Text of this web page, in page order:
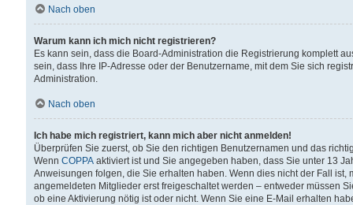
Nach oben
Warum kann ich mich nicht registrieren?
Es kann sein, dass die Board-Administration die Registrierung komplett
sein, dass Ihre IP-Adresse oder der Benutzername, mit dem Sie sich
Administration.
Nach oben
Ich habe mich registriert, kann mich aber nicht anmelden!
Überprüfen Sie zuerst, ob Sie den richtigen Benutzernamen und das
Wenn COPPA aktiviert ist und Sie angegeben haben, dass Sie unter 13
Anweisungen folgen, die Sie erhalten haben. Wenn dies nicht der Fall
angemeldeten Mitglieder erst freigeschaltet werden – entweder müssen
ob eine Aktivierung nötig ist oder nicht. Wenn Sie eine E-Mail erhalten